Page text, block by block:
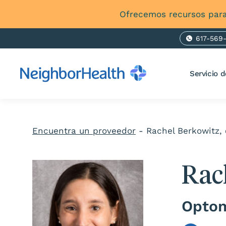
Ofrecemos recursos
617-
Servicio
Encuentra un proveedor - Rachel Berkowitz,